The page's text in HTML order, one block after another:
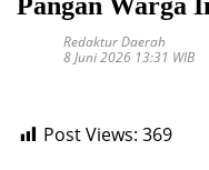
Redaktur Daerah
8 Juni 2026 13:31 WIB
Post Views: 369